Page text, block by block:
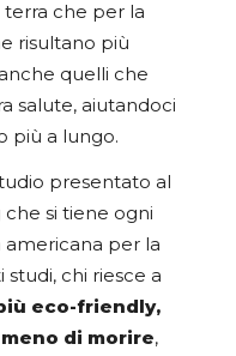
terra che per la
risultano più
quelli che
salute, aiutandoci
più a lungo.
presentato al
che si tiene ogni
americana per la
chi riesce a
eco-friendly,
di morire,